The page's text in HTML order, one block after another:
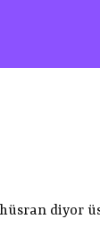
diyor